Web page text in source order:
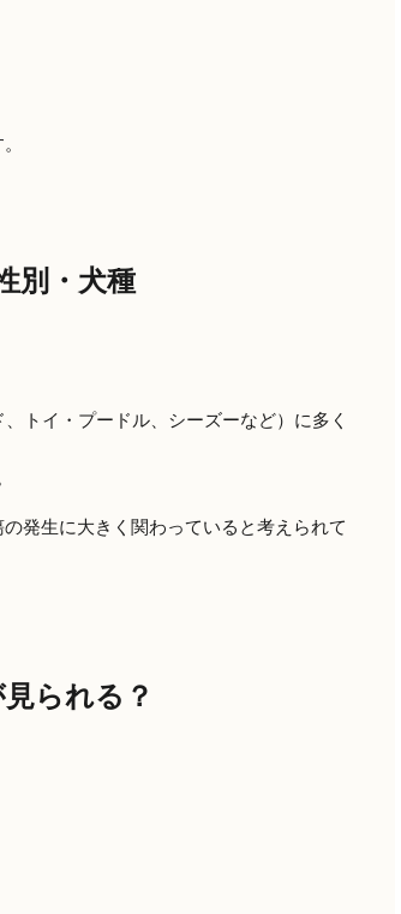
別・犬種
トイ・プードル、シーズーなど）に多く
発生に大きく関わっていると考えられて
られる？